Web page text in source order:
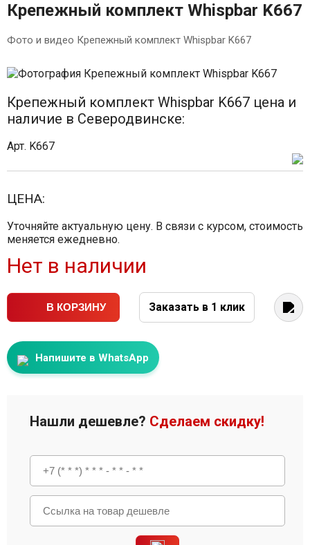
Крепежный комплект Whispbar K667
Фото и видео Крепежный комплект Whispbar K667
Крепежный комплект Whispbar K667 цена и
наличие в Северодвинске:
Арт. K667
ЦЕНА:
Уточняйте актуальную цену. В связи с курсом, стоимость
меняется ежедневно.
Нет в наличии
В КОРЗИНУ Заказать в 1 клик
Напишите в WhatsApp
Нашли дешевле? Сделаем скидку!